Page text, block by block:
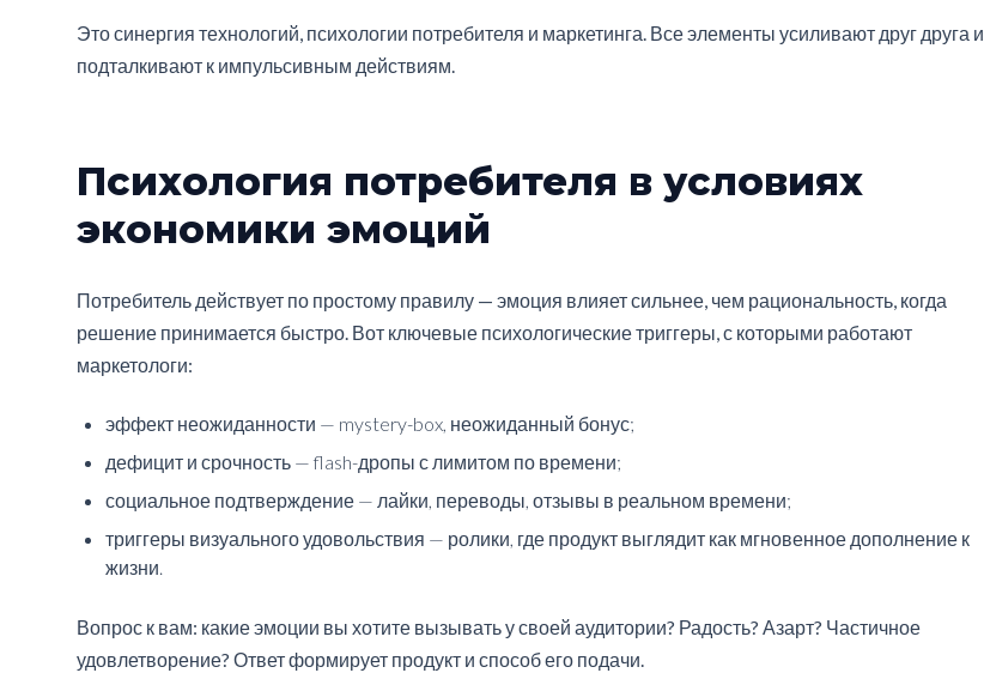
Это синергия технологий, психологии потребителя и маркетинга. Все элементы усиливают друг друга и
подталкивают к импульсивным действиям.
Психология потребителя в условиях
экономики эмоций
Потребитель действует по простому правилу — эмоция влияет сильнее, чем рациональность, когда
решение принимается быстро. Вот ключевые психологические триггеры, с которыми работают
маркетологи:
эффект неожиданности — mystery-box, неожиданный бонус;
дефицит и срочность — flash-дропы с лимитом по времени;
социальное подтверждение — лайки, переводы, отзывы в реальном времени;
триггеры визуального удовольствия — ролики, где продукт выглядит как мгновенное дополнение к
жизни.
Вопрос к вам: какие эмоции вы хотите вызывать у своей аудитории? Радость? Азарт? Частичное
удовлетворение? Ответ формирует продукт и способ его подачи.